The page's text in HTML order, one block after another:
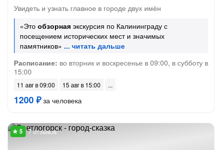
Увидеть и узнать главное в городе двух имён
«Это обзорная экскурсия по Калининграду с
посещением исторических мест и значимых
памятников»
Расписание: во вторник и воскресенье в 09:00, в субботу в
15:00
11 авг в 09:00 15 авг в 15:00
1200 ₽за человека
7 отзывов